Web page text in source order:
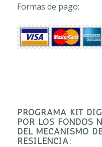
Formas de pago:
PROGRAMA KIT
POR LOS FONDOS
DEL MECANISMO
RESILENCIA: